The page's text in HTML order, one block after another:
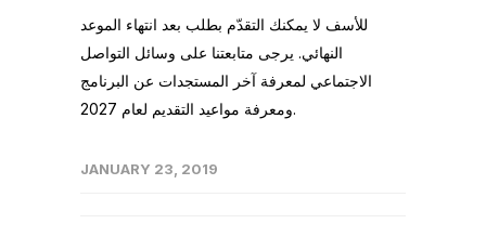
للأسف لا يمكنك التقدّم بطلب بعد انتهاء الموعد
النهائي. يرجى متابعتنا على وسائل التواصل
الاجتماعي لمعرفة آخر المستجدات عن البرنامج
ومعرفة مواعيد التقديم لعام 2027.
JANUARY 23, 2019